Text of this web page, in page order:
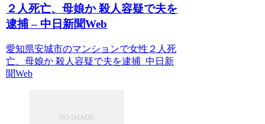
２人死亡、母娘か 殺人容疑で夫を
逮捕 – 中日新聞Web
愛知県安城市のマンションで女性２人死
亡、母娘か 殺人容疑で夫を逮捕 中日新
聞Web